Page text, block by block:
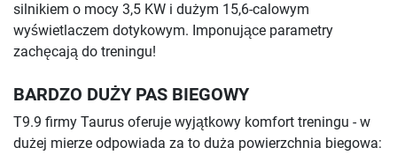
silnikiem o mocy 3,5 KW i dużym 15,6-calowym
wyświetlaczem dotykowym. Imponujące parametry
zachęcają do treningu!
BARDZO DUŻY PAS BIEGOWY
T9.9 firmy Taurus oferuje wyjątkowy komfort treningu - w
dużej mierze odpowiada za to duża powierzchnia biegowa: